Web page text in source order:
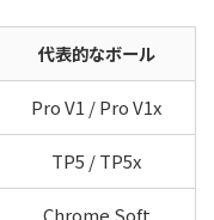
代表的なボール
Pro V1 / Pro V1x
TP5 / TP5x